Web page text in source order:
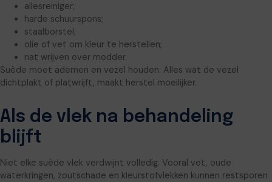
allesreiniger;
harde schuurspons;
staalborstel;
olie of vet om kleur te herstellen;
nat wrijven over modder.
Suède moet ademen en vezel houden. Alles wat de vezel
dichtplakt of platwrijft, maakt herstel moeilijker.
Als de vlek na behandeling
blijft
Niet elke suède vlek verdwijnt volledig. Vooral vet, oude
waterkringen, zoutschade en kleurstofvlekken kunnen restsporen